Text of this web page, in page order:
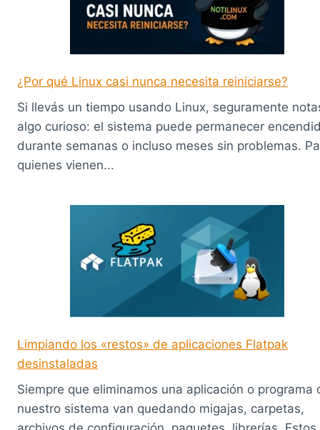
¿Por qué Linux casi nunca necesita reiniciarse?
Si llevás un tiempo usando Linux, seguramente
algo curioso: el sistema puede permanecer
durante semanas o incluso meses sin problemas.
quienes vienen...
Limpiando los «restos» de aplicaciones Flatpak
desinstaladas
Siempre que eliminamos una aplicación o programa
nuestro sistema van quedando migajas, carpetas,